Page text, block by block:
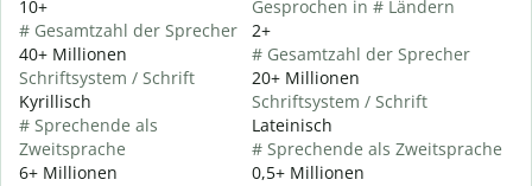
10+
# Gesamtzahl der Sprecher
40+ Millionen
Schriftsystem / Schrift
Kyrillisch
# Sprechende als
Zweitsprache
6+ Millionen
Gesprochen in # Ländern
2+
# Gesamtzahl der Sprecher
20+ Millionen
Schriftsystem / Schrift
Lateinisch
# Sprechende als Zweitsprache
0,5+ Millionen